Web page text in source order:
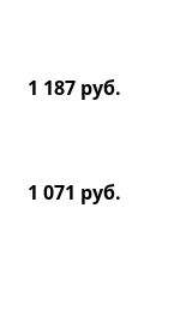
1 187 руб.
1 071 руб.